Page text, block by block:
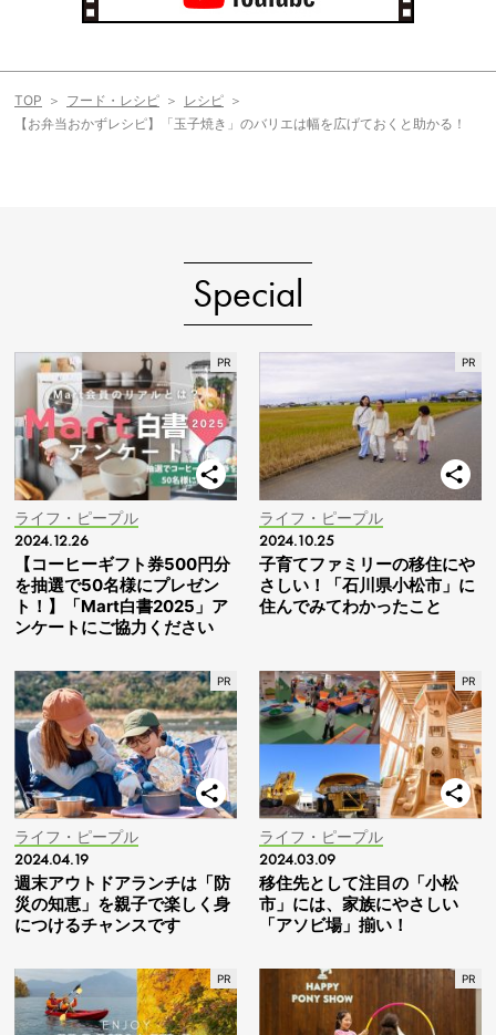
TOP フード・レシピ
レシピ
【お弁当おかずレシピ】「玉子焼き」のバリエは幅を広げておくと助かる！
Special
ライフ・ピープル
2024.12.26
【コーヒーギフト券500円分
を抽選で50名様にプレゼン
ト！】「Mart白書2025」ア
ンケートにご協力ください
ライフ・ピープル
2024.10.25
子育てファミリーの移住にや
さしい！「石川県小松市」に
住んでみてわかったこと
ライフ・ピープル
2024.04.19
週末アウトドアランチは「防
災の知恵」を親子で楽しく身
につけるチャンスです
ライフ・ピープル
2024.03.09
移住先として注目の「小松
市」には、家族にやさしい
「アソビ場」揃い！